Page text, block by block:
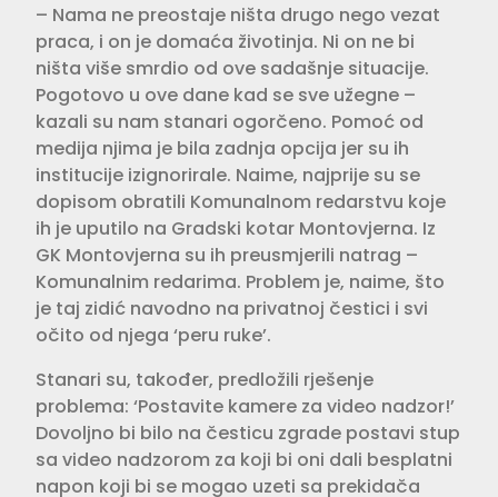
– Nama ne preostaje ništa drugo nego vezat
praca, i on je domaća životinja. Ni on ne bi
ništa više smrdio od ove sadašnje situacije.
Pogotovo u ove dane kad se sve užegne –
kazali su nam stanari ogorčeno. Pomoć od
medija njima je bila zadnja opcija jer su ih
institucije izignorirale. Naime, najprije su se
dopisom obratili Komunalnom redarstvu koje
ih je uputilo na Gradski kotar Montovjerna. Iz
GK Montovjerna su ih preusmjerili natrag –
Komunalnim redarima. Problem je, naime, što
je taj zidić navodno na privatnoj čestici i svi
očito od njega ‘peru ruke’.
Stanari su, također, predložili rješenje
problema: ‘Postavite kamere za video nadzor!’
Dovoljno bi bilo na česticu zgrade postavi stup
sa video nadzorom za koji bi oni dali besplatni
napon koji bi se mogao uzeti sa prekidača